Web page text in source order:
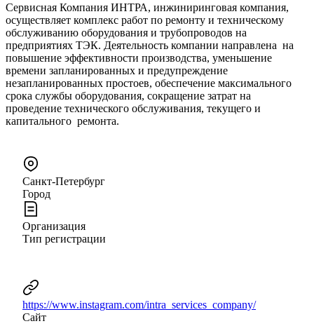
Сервисная Компания ИНТРА, инжиниринговая компания,
осуществляет комплекс работ по ремонту и техническому
обслуживанию оборудования и трубопроводов на
предприятиях ТЭК. Деятельность компании направлена на
повышение эффективности производства, уменьшение
времени запланированных и предупреждение
незапланированных простоев, обеспечение максимального
срока службы оборудования, сокращение затрат на
проведение технического обслуживания, текущего и
капитального ремонта.
Санкт-Петербург
Город
Организация
Тип регистрации
https://www.instagram.com/intra_services_company/
Сайт